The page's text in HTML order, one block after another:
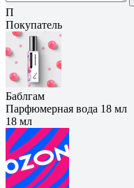
П
Покупатель
Баблгам
Парфюмерная вода 18 мл
18 мл